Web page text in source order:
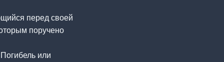
перед своей
поручено
или